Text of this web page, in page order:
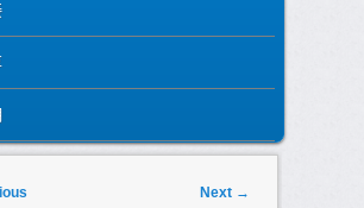
Next →